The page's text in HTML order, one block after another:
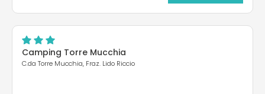
Camping Torre Mucchia
C.da Torre Mucchia, Fraz. Lido Riccio